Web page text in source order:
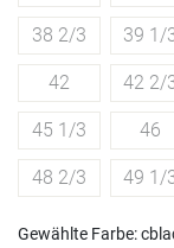
38 2/3 39 1/
42 42 2/
45 1/3 46
48 2/3 49 1/
Gewählte Farbe: